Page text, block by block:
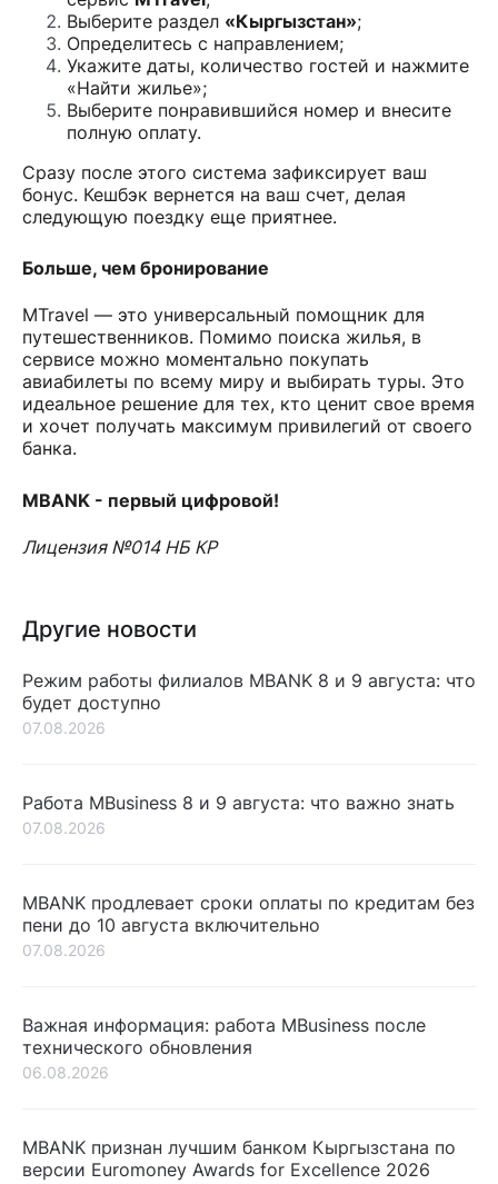
Выберите раздел «Кыргызстан»;
Определитесь с направлением;
Укажите даты, количество гостей и нажмите
«Найти жилье»;
Выберите понравившийся номер и внесите
полную оплату.
Сразу после этого система зафиксирует ваш
бонус. Кешбэк вернется на ваш счет, делая
следующую поездку еще приятнее.
Больше, чем бронирование
MTravel — это универсальный помощник для
путешественников. Помимо поиска жилья, в
сервисе можно моментально покупать
авиабилеты по всему миру и выбирать туры. Это
идеальное решение для тех, кто ценит свое время
и хочет получать максимум привилегий от своего
банка.
MBANK - первый цифровой!
Лицензия №014 НБ КР
Другие новости
Режим работы филиалов MBANK 8 и 9 августа: что
будет доступно
07.08.2026
Работа MBusiness 8 и 9 августа: что важно знать
07.08.2026
MBANK продлевает сроки оплаты по кредитам без
пени до 10 августа включительно
07.08.2026
Важная информация: работа MBusiness после
технического обновления
06.08.2026
MBANK признан лучшим банком Кыргызстана по
версии Euromoney Awards for Excellence 2026